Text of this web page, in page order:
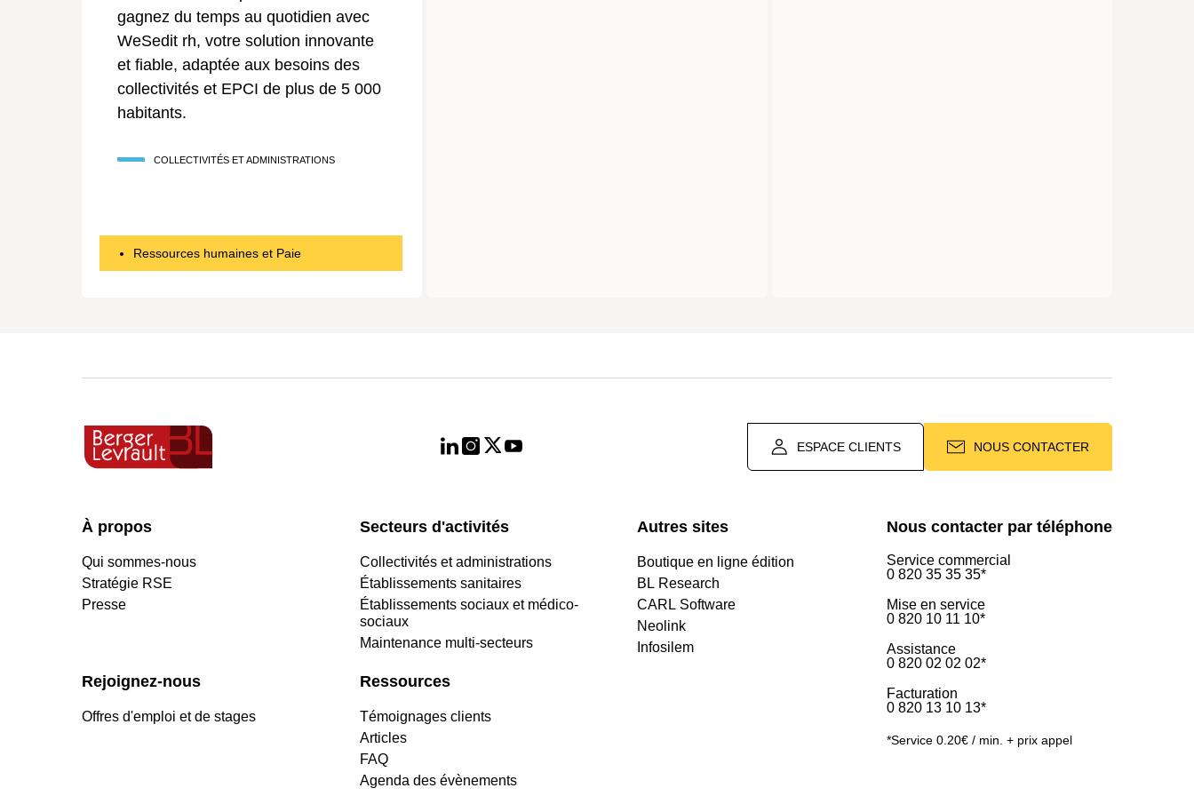
gagnez du temps au quotidien avec
WeSedit rh, votre solution innovante
et fiable, adaptée aux besoins des
collectivités et EPCI de plus de 5 000
habitants.
COLLECTIVITÉS ET ADMINISTRATIONS
Ressources humaines et Paie
ESPACE CLIENTS NOUS CONTACTER
À propos
Qui sommes-nous
Stratégie RSE
Presse
Secteurs d'activités
Collectivités et administrations
Établissements sanitaires
Établissements sociaux et médico-
sociaux
Maintenance multi-secteurs
Autres sites
Boutique en ligne édition
BL Research
CARL Software
Neolink
Infosilem
Rejoignez-nous
Offres d'emploi et de stages
Ressources
Témoignages clients
Articles
FAQ
Agenda des évènements
Nous contacter par téléphone
Service commercial
0 820 35 35 35*
Mise en service
0 820 10 11 10*
Assistance
0 820 02 02 02*
Facturation
0 820 13 10 13*
*Service 0.20€ / min. + prix appel